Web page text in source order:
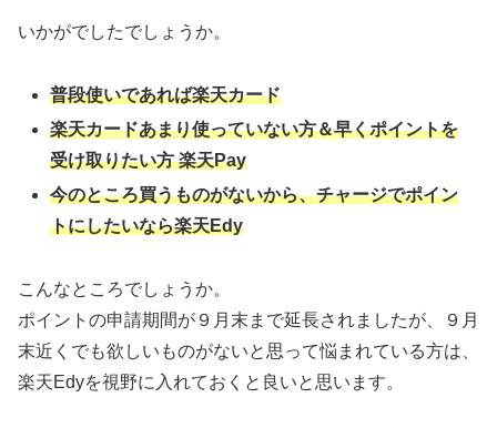
いかがでしたでしょうか。
普段使いであれば楽天カード
楽天カードあまり使っていない方＆早くポイントを
受け取りたい方 楽天Pay
今のところ買うものがないから、チャージでポイン
トにしたいなら楽天Edy
こんなところでしょうか。
ポイントの申請期間が９月末まで延長されましたが、９月
末近くでも欲しいものがないと思って悩まれている方は、
楽天Edyを視野に入れておくと良いと思います。